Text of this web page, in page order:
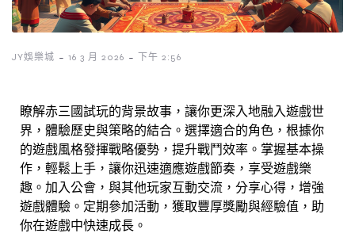
JY娛樂城 - 16 3 月 2026 - 下午 2:56
瞭解赤三國試玩的背景故事，讓你更深入地融入遊戲世
界，體驗歷史與策略的結合。選擇適合的角色，根據你
的遊戲風格發揮戰略優勢，提升戰鬥效率。掌握基本操
作，輕鬆上手，讓你迅速適應遊戲節奏，享受遊戲樂
趣。加入公會，與其他玩家互動交流，分享心得，增強
遊戲體驗。定期參加活動，獲取豐厚獎勵與經驗值，助
你在遊戲中快速成長。